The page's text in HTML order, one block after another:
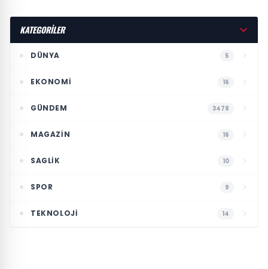
KATEGORİLER
DÜNYA 5
EKONOMI 16
GÜNDEM 3478
MAGAZIN 16
SAGLIK 10
SPOR 9
TEKNOLOJI 14